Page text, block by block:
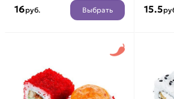
16руб. Выбрать 15.5